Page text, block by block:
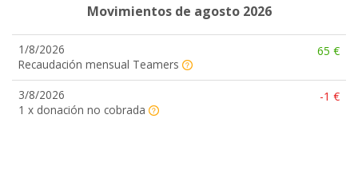
Movimientos de agosto 2026
1/8/2026
Recaudación mensual Teamers
65 €
3/8/2026
1 x donación no cobrada
-1 €